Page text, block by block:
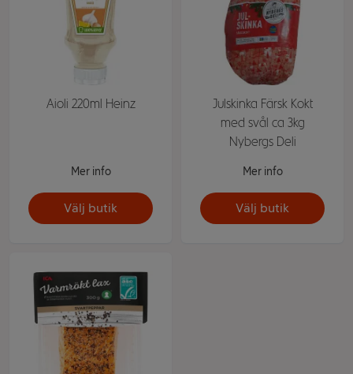
Aioli 220ml Heinz
Mer info
Välj butik
Julskinka Färsk Kokt
med svål ca 3kg
Nybergs Deli
Mer info
Välj butik